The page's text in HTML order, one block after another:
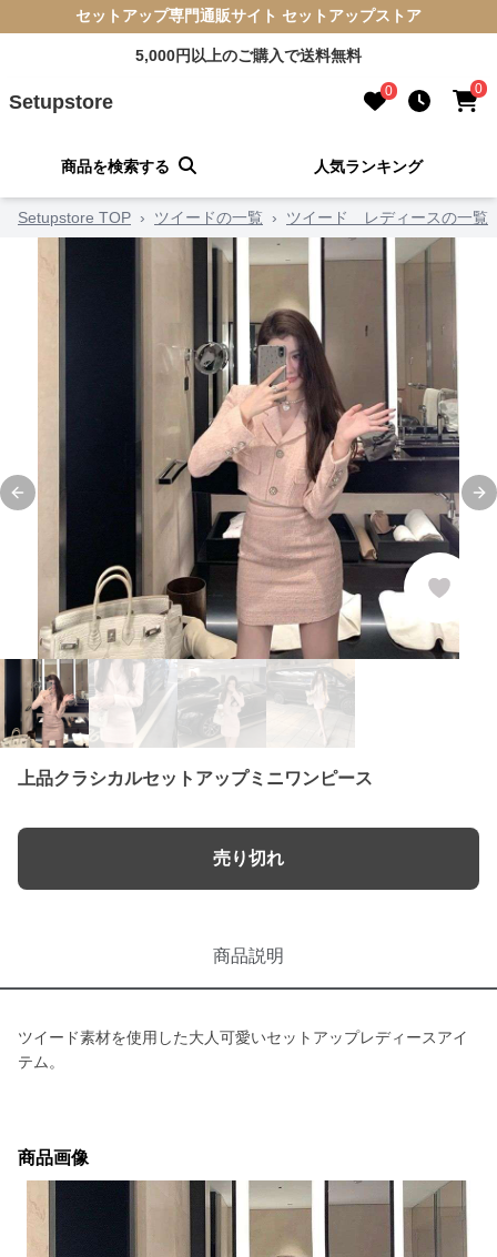
セットアップ専門通販サイト セットアップストア
5,000円以上のご購入で送料無料
Setupstore 0 0
商品を検索する 人気ランキング
Setupstore TOP › ツイードの一覧 › ツイード レディースの一覧
Previous slide
上品クラシカルセットアップミニワンピース
売り切れ
商品説明
ツイード素材を使用した大人可愛いセットアップレディースアイ
テム。
商品画像